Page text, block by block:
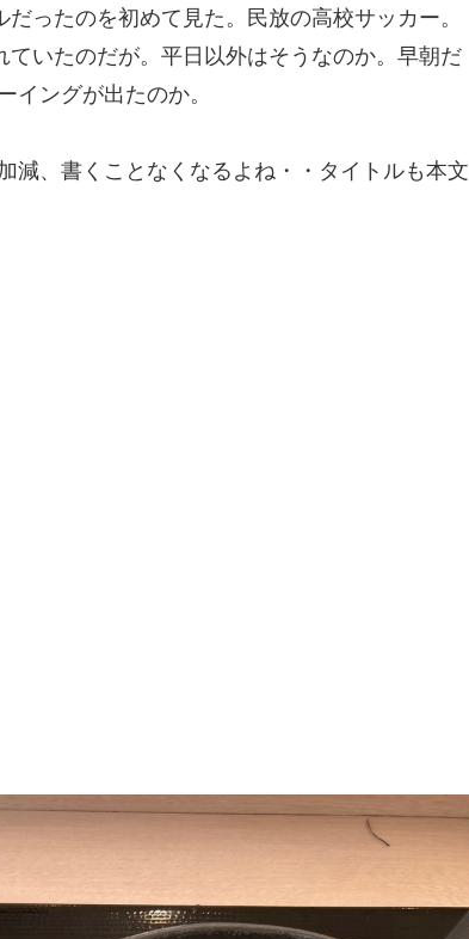
ったのを初めて見た。民放の高校サッカー。
いたのだが。平日以外はそうなのか。早朝だ
イングが出たのか。
減、書くことなくなるよね・・タイトルも本文